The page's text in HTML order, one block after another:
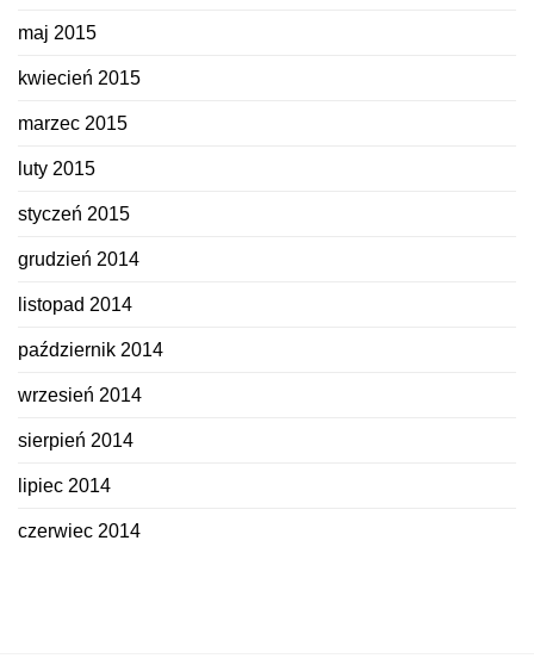
maj 2015
kwiecień 2015
marzec 2015
luty 2015
styczeń 2015
grudzień 2014
listopad 2014
październik 2014
wrzesień 2014
sierpień 2014
lipiec 2014
czerwiec 2014